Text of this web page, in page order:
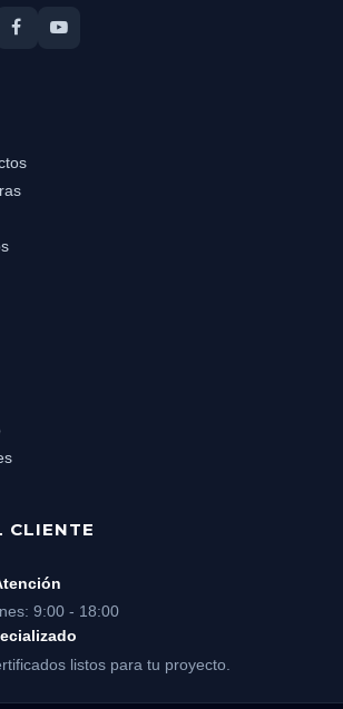
CLIENTE
9:00 - 18:00
listos para tu proyecto.